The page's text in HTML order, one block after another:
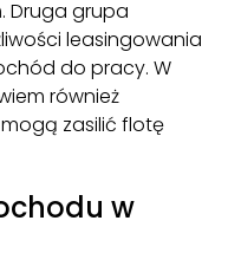
Druga grupa
leasingowania
do pracy. W
również
zasilić flotę
w